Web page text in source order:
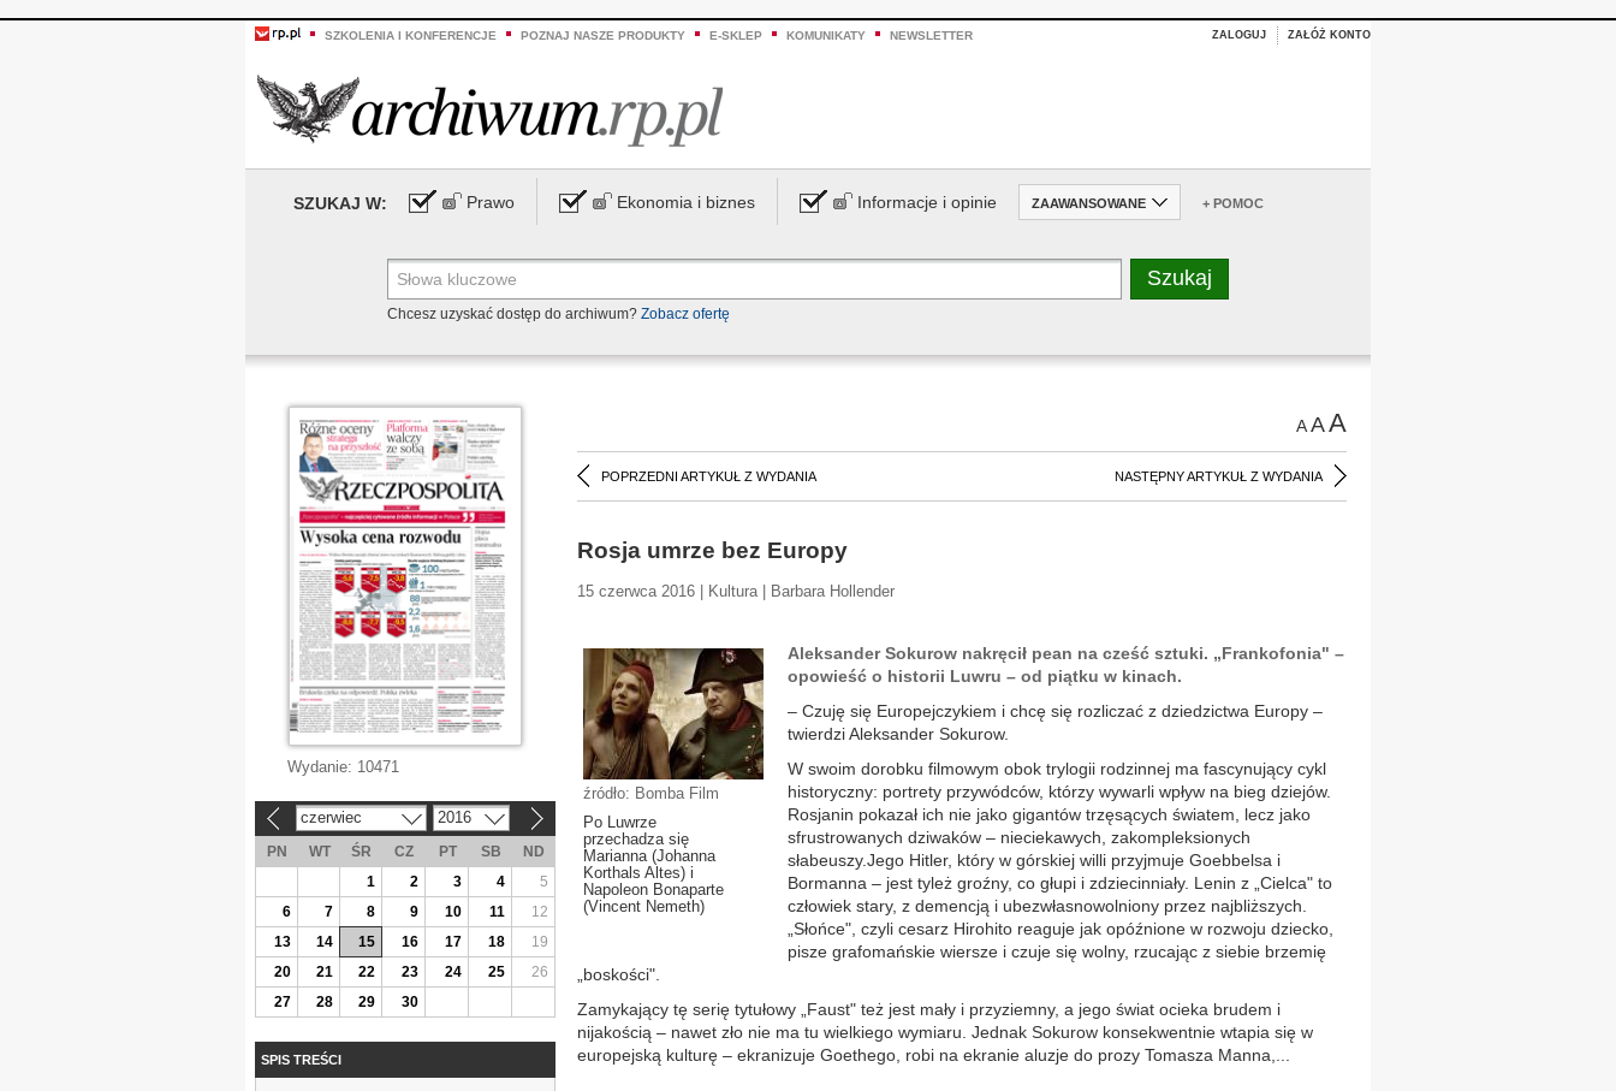
SZKOLENIA I KONFERENCJE POZNAJ NASZE PRODUKTY E-SKLEP KOMUNIKATY NEWSLETTER ZALOGUJ ZAŁÓŻ KONTO
SZUKAJ W: Prawo Ekonomia i biznes Informacje i opinie ZAAWANSOWANE + POMOC
Chcesz uzyskać dostęp do archiwum? Zobacz ofertę
AAA
POPRZEDNI ARTYKUŁ Z WYDANIA NASTĘPNY ARTYKUŁ Z WYDANIA
Rosja umrze bez Europy
15 czerwca 2016 | Kultura | Barbara Hollender
źródło: Bomba Film
Po Luwrze
przechadza się
Marianna (Johanna
Korthals Altes) i
Napoleon Bonaparte
(Vincent Nemeth)
Aleksander Sokurow nakręcił pean na cześć sztuki. „Frankofonia" –
opowieść o historii Luwru – od piątku w kinach.
– Czuję się Europejczykiem i chcę się rozliczać z dziedzictwa Europy –
twierdzi Aleksander Sokurow.
W swoim dorobku filmowym obok trylogii rodzinnej ma fascynujący cykl
historyczny: portrety przywódców, którzy wywarli wpływ na bieg dziejów.
Rosjanin pokazał ich nie jako gigantów trzęsących światem, lecz jako
sfrustrowanych dziwaków – nieciekawych, zakompleksionych
słabeuszy.Jego Hitler, który w górskiej willi przyjmuje Goebbelsa i
Bormanna – jest tyleż groźny, co głupi i zdziecinniały. Lenin z „Cielca" to
człowiek stary, z demencją i ubezwłasnowolniony przez najbliższych.
„Słońce", czyli cesarz Hirohito reaguje jak opóźnione w rozwoju dziecko,
pisze grafomańskie wiersze i czuje się wolny, rzucając z siebie brzemię
„boskości".
Zamykający tę serię tytułowy „Faust" też jest mały i przyziemny, a jego świat ocieka brudem i
nijakością – nawet zło nie ma tu wielkiego wymiaru. Jednak Sokurow konsekwentnie wtapia się w
europejską kulturę – ekranizuje Goethego, robi na ekranie aluzje do prozy Tomasza Manna,...
Wydanie: 10471
czerwiec 2016
PN WT ŚR CZ PT SB
ND
1
2 3 4
5
6
7 8 9 10 11
12
13
14 15 16 17 18
19
20
21 22 23 24 25
26
27
28 29 30
SPIS TREŚCI